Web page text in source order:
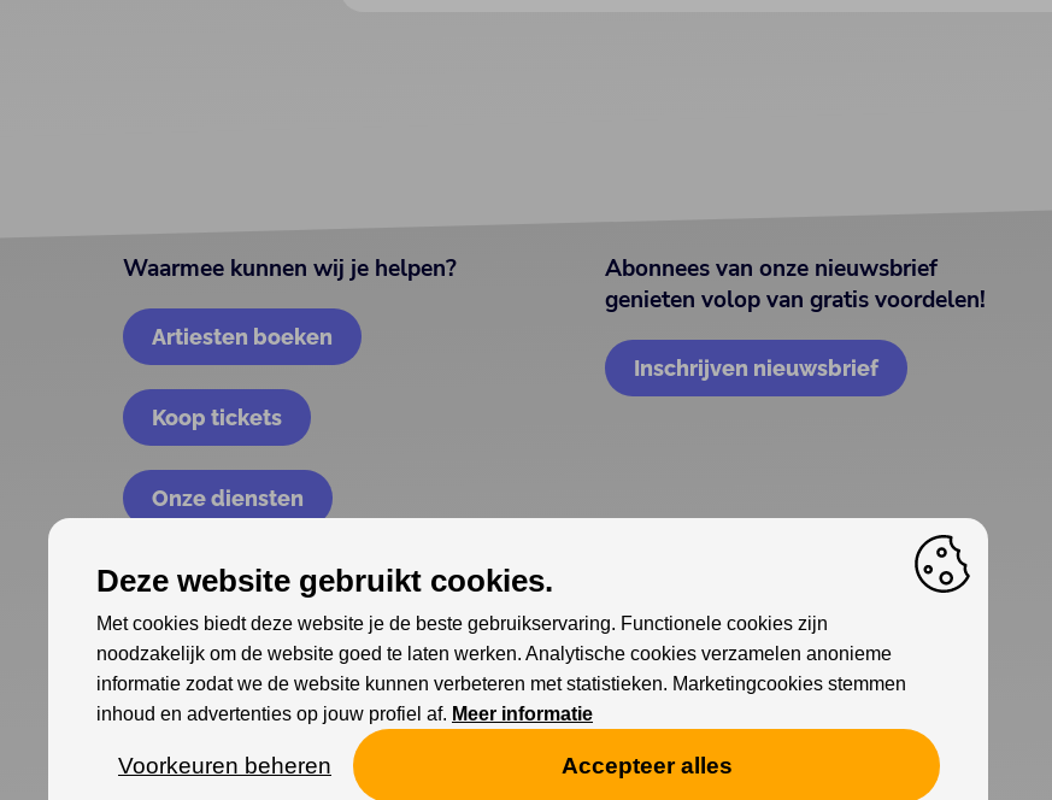
Waarmee kunnen wij je helpen?
Artiesten boeken
Koop tickets
Onze diensten
Abonnees van onze nieuwsbrief
genieten volop van gratis voordelen!
Inschrijven nieuwsbrief
Deze website gebruikt cookies.
Met cookies biedt deze website je de beste gebruikservaring. Functionele cookies zijn
noodzakelijk om de website goed te laten werken. Analytische cookies verzamelen anonieme
informatie zodat we de website kunnen verbeteren met statistieken. Marketingcookies stemmen
inhoud en advertenties op jouw profiel af. Meer informatie
Voorkeuren beheren Accepteer alles